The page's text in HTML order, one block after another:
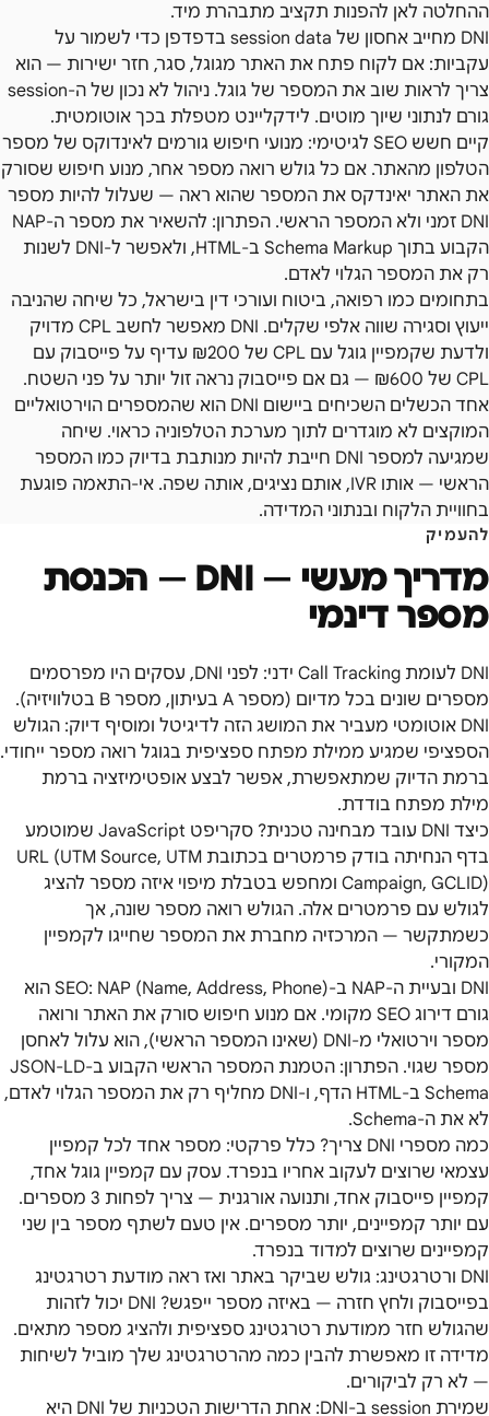
ההחלטה לאן להפנות תקציב מתבהרת מיד.
DNI מחייב אחסון של session data בדפדפן כדי לשמור על
עקביות: אם לקוח פתח את האתר מגוגל, סגר, חזר ישירות — הוא
צריך לראות שוב את המספר של גוגל. ניהול לא נכון של ה-session
גורם לנתוני שיוך מוטים. לידקליינט מטפלת בכך אוטומטית.
קיים חשש SEO לגיטימי: מנועי חיפוש גורמים לאינדוקס של מספר
הטלפון מהאתר. אם כל גולש רואה מספר אחר, מנוע חיפוש שסורק
את האתר יאינדקס את המספר שהוא ראה — שעלול להיות מספר
DNI זמני ולא המספר הראשי. הפתרון: להשאיר את מספר ה-NAP
הקבוע בתוך Schema Markup ב-HTML, ולאפשר ל-DNI לשנות
רק את המספר הגלוי לאדם.
בתחומים כמו רפואה, ביטוח ועורכי דין בישראל, כל שיחה שהניבה
ייעוץ וסגירה שווה אלפי שקלים. DNI מאפשר לחשב CPL מדויק
ולדעת שקמפיין גוגל עם CPL של ₪200 עדיף על פייסבוק עם
CPL של ₪600 — גם אם פייסבוק נראה זול יותר על פני השטח.
אחד הכשלים השכיחים ביישום DNI הוא שהמספרים הוירטואליים
המוקצים לא מוגדרים לתוך מערכת הטלפוניה כראוי. שיחה
שמגיעה למספר DNI חייבת להיות מנותבת בדיוק כמו המספר
הראשי — אותו IVR, אותם נציגים, אותה שפה. אי-התאמה פוגעת
בחוויית הלקוח ובנתוני המדידה.
להעמיק
מדריך מעשי —
DNI — הכנסת
מספר דינמי
DNI לעומת Call Tracking ידני: לפני DNI, עסקים היו מפרסמים
מספרים שונים בכל מדיום (מספר A בעיתון, מספר B בטלוויזיה).
DNI אוטומטי מעביר את המושג הזה לדיגיטל ומוסיף דיוק: הגולש
הספציפי שמגיע ממילת מפתח ספציפית בגוגל רואה מספר ייחודי.
ברמת הדיוק שמתאפשרת, אפשר לבצע אופטימיזציה ברמת
מילת מפתח בודדת.
כיצד DNI עובד מבחינה טכנית? סקריפט JavaScript שמוטמע
בדף הנחיתה בודק פרמטרים בכתובת URL (UTM Source, UTM
Campaign, GCLID) ומחפש בטבלת מיפוי איזה מספר להציג
לגולש עם פרמטרים אלה. הגולש רואה מספר שונה, אך
כשמתקשר — המרכזיה מחברת את המספר שחייגו לקמפיין
המקורי.
DNI ובעיית ה-NAP ב-SEO: NAP (Name, Address, Phone) הוא
גורם דירוג SEO מקומי. אם מנוע חיפוש סורק את האתר ורואה
מספר וירטואלי מ-DNI (שאינו המספר הראשי), הוא עלול לאחסן
מספר שגוי. הפתרון: הטמנת המספר הראשי הקבוע ב-JSON-LD
Schema ב-HTML הדף, ו-DNI מחליף רק את המספר הגלוי לאדם,
לא את ה-Schema.
כמה מספרי DNI צריך? כלל פרקטי: מספר אחד לכל קמפיין
עצמאי שרוצים לעקוב אחריו בנפרד. עסק עם קמפיין גוגל אחד,
קמפיין פייסבוק אחד, ותנועה אורגנית — צריך לפחות 3 מספרים.
עם יותר קמפיינים, יותר מספרים. אין טעם לשתף מספר בין שני
קמפיינים שרוצים למדוד בנפרד.
DNI ורטרגטינג: גולש שביקר באתר ואז ראה מודעת רטרגטינג
בפייסבוק ולחץ חזרה — באיזה מספר ייפגש? DNI יכול לזהות
שהגולש חזר ממודעת רטרגטינג ספציפית ולהציג מספר מתאים.
מדידה זו מאפשרת להבין כמה מהרטרגטינג שלך מוביל לשיחות
— לא רק לביקורים.
שמירת session ב-DNI: אחת הדרישות הטכניות של DNI היא